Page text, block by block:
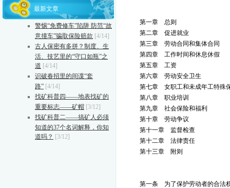
最新文章
警惕“免费修车”陷阱 防范“故
意撞车”骗取保险赔款 [4/14]
古人保密有多拼？制度、生
活、技艺里的“守口如瓶”之
道 [4/14]
识破春招里的间谍“套
路” [4/14]
找矿科普四——地表找矿的
重要标志——矿帽 [3/12]
找矿科普二——搞矿人必须
知道的37个名词解释，你知
道吗？ [3/12]
第一章 总则
第二章 促进就业
第三章 劳动合同和集体合同
第四章 工作时间和休息休假
第五章 工资
第六章 劳动安全卫生
第七章 女职工和未成年工特殊
第八章 职业培训
第九章 社会保险和福利
第十章 劳动争议
第十一章 监督检查
第十二章 法律责任
第十三章 附则
第一条 为了保护劳动者的合法